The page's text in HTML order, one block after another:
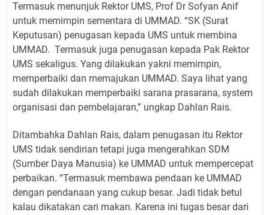
Termasuk menunjuk Rektor UMS, Prof Dr Sofyan Anif
untuk memimpin sementara di UMMAD. “SK (Surat
Keputusan) penugasan kepada UMS untuk membina
UMMAD. Termasuk juga penugasan kepada Pak Rektor
UMS sekaligus. Yang dilakukan yakni memimpin,
memperbaiki dan memajukan UMMAD. Saya lihat yang
sudah dilakukan memperbaiki sarana prasarana, system
organisasi dan pembelajaran,” ungkap Dahlan Rais.
Ditambahka Dahlan Rais, dalam penugasan itu Rektor
UMS tidak sendirian tetapi juga mengerahkan SDM
(Sumber Daya Manusia) ke UMMAD untuk mempercepat
perbaikan. “Termasuk membawa pendaan ke UMMAD
dengan pendanaan yang cukup besar. Jadi tidak betul
kalau dikatakan cari makan. Karena ini tugas besar dari